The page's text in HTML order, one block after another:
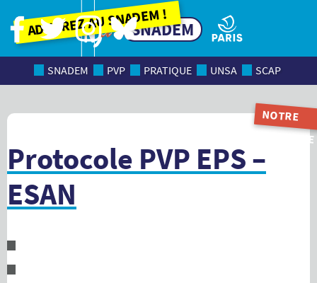
Adhérez au SNADEM !
SNADEM
SNADEM PVP PRATIQUE UNSA SCAP
Protocole PVP EPS –
ESAN
NOTRE
MAGAZINE